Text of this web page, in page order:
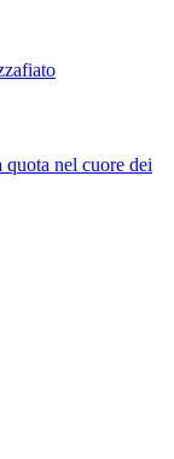
quota nel cuore dei